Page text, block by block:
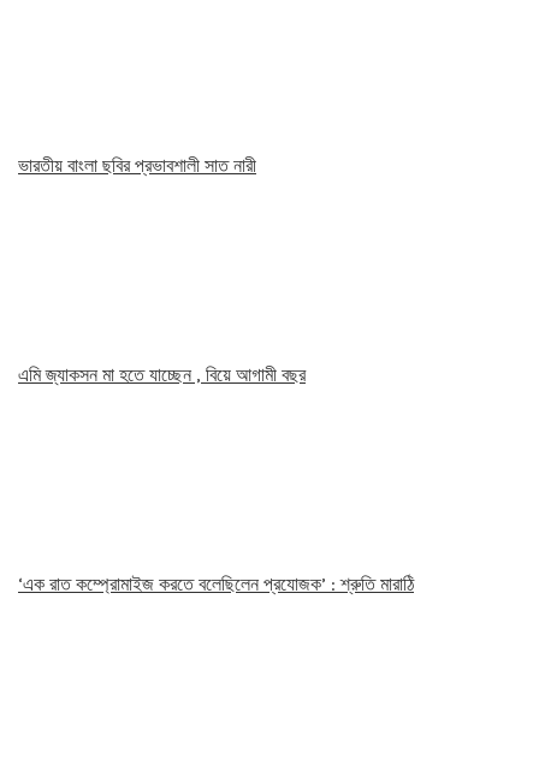
ভারতীয় বাংলা ছবির প্রভাবশালী সাত নারী
এমি জ্যাকসন মা হতে যাচ্ছেন , বিয়ে আগামী বছর
‘এক রাত কম্প্রোমাইজ করতে বলেছিলেন প্রযোজক’ : শ্রুতি মারাঠি